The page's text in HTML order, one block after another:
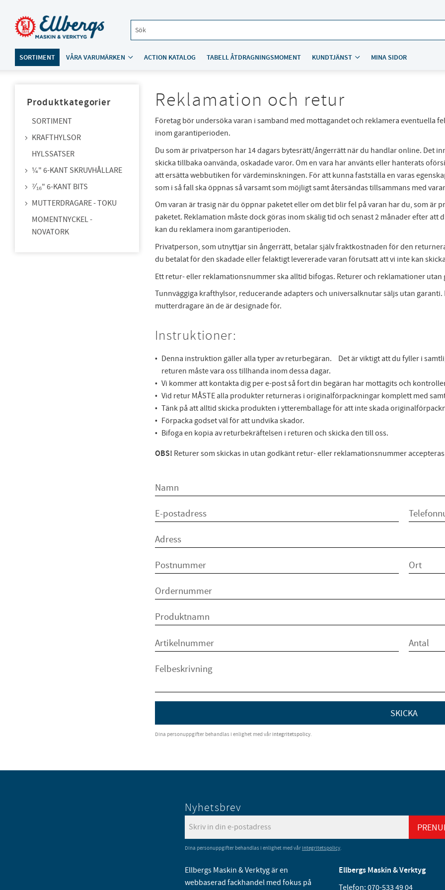
SORTIMENT VÅRA VARUMÄRKEN ACTION KATALOG TABELL ÅTDRAGNINGSMOMENT KUNDTJÄNST MINA SIDOR
Reklamation och retur
Företag bör undersöka varan i samband med mottagandet och reklamera eventuella
inom garantiperioden.
Du som är privatperson har 14 dagars bytesrätt/ångerrätt när du handlar online. Det
skicka tillbaka oanvända, oskadade varor. Om en vara har använts eller hanterats
att ersätta webbutiken för värdeminskningen. För att kunna fastställa en varas
som i så fall ska öppnas så varsamt som möjligt samt återsändas tillsammans med
Om varan är trasig när du öppnar paketet eller om det blir fel på varan har du, som
paketet. Reklamation måste dock göras inom skälig tid och senast 2 månader efter
kan du reklamera inom garantiperioden.
Privatperson, som utnyttjar sin ångerrätt, betalar själv fraktkostnaden för den
du betalat för den skadade eller felaktigt levererade varan förutsatt att vi inte kan
Ett retur- eller reklamationsnummer ska alltid bifogas. Returer och reklamationer
Tunnväggiga krafthylsor, reducerande adapters och universalknutar säljs utan
mutterdragare än de är designade för.
Instruktioner:
Denna instruktion gäller alla typer av returbegäran. Det är viktigt att du fyller i
returen måste vara oss tillhanda inom dessa dagar.
Vi kommer att kontakta dig per e-post så fort din begäran har mottagits och
Vid retur MÅSTE alla produkter returneras i originalförpackningar komplett med
Tänk på att alltid skicka produkten i ytteremballage för att inte skada
Förpacka godset väl för att undvika skador.
Bifoga en kopia av returbekräftelsen i returen och skicka den till oss.
OBS! Returer som skickas in utan godkänt retur- eller reklamationsnummer
SKICKA
Dina personuppgifter behandlas i enlighet med vår integritetspolicy.
Produktkategorier
SORTIMENT
KRAFTHYLSOR
HYLSSATSER
¼" 6-KANT SKRUVHÅLLARE
⁷⁄₁₆" 6-KANT BITS
MUTTERDRAGARE - TOKU
MOMENTNYCKEL -
NOVATORK
Nyhetsbrev
Dina personuppgifter behandlas i enlighet med vår integritetspolicy.
Ellbergs Maskin & Verktyg är en
webbaserad fackhandel med fokus på
Ellbergs Maskin & Verktyg
Telefon: 070-533 49 04